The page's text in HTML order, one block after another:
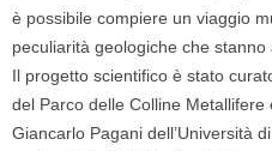
è possibile compiere un viaggio
peculiarità geologiche che stanno
Il progetto scientifico è stato
del Parco delle Colline Metallifere
Giancarlo Pagani dell’Università